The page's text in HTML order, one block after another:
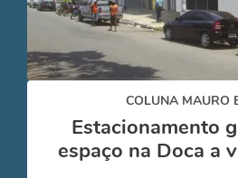
COLUNA MAURO
Estacionamento
espaço na Doca a